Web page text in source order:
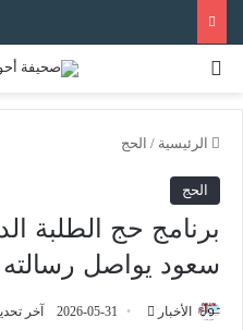
الرئيسية / الحج
الحج
برنامج حج الطلبة
سعود يواصل رسالته
الأخبار 2026-05-31 آخر تحديث: